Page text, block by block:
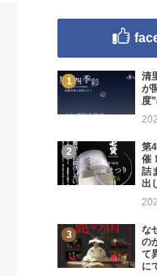
清
が
度
第
催
詰
出
な
の
て
に